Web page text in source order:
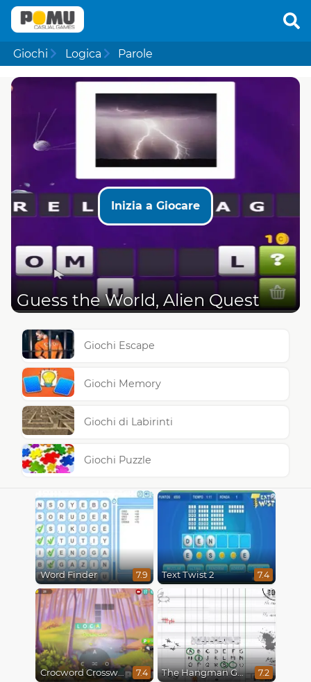
Giochi Logica Parole
Inizia a Giocare
Guess the World, Alien Quest
Giochi Escape
Giochi Memory
Giochi di Labirinti
Giochi Puzzle
Word Finder 7.9 Text Twist 2 7.4
Crocword Crossword 7.4 The Hangman Game Scrawl 7.2